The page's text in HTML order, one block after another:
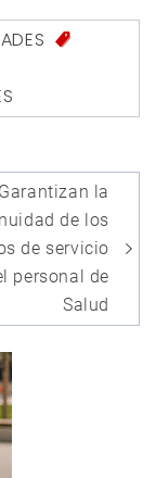
Garantizan la
de los
de servicio
personal de
Salud